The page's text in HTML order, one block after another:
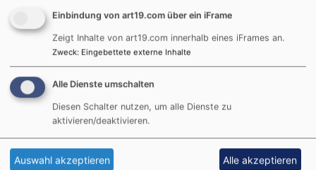
Weiterlesen
von
in
Ökumenischer
Kinderbibeltag
Am Mittwoch, 20.
Einbindung von art19.com über ein iFrame
Zeigt Inhalte von art19.com innerhalb eines iFrames an.
Zweck: Eingebettete externe Inhalte
Alle Dienste umschalten
Diesen Schalter nutzen, um alle Dienste zu
aktivieren/deaktivieren.
Auswahl akzeptieren Alle akzeptieren